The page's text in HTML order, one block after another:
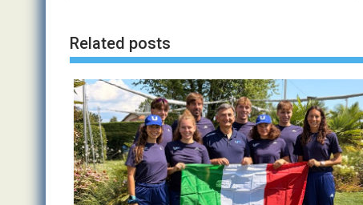
Related posts